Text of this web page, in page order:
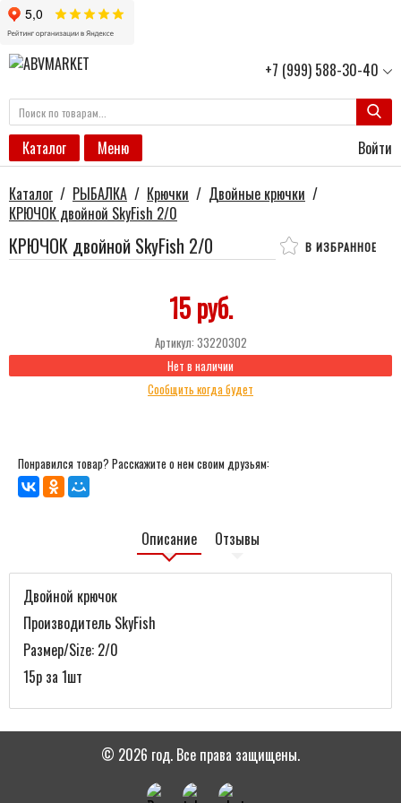
+7 (999) 588-30-40
Каталог Меню Войти
Каталог / РЫБАЛКА / Крючки / Двойные крючки /
КРЮЧОК двойной SkyFish 2/0
В ИЗБРАННОЕ
КРЮЧОК двойной SkyFish 2/0
15 руб.
Артикул: 33220302
Нет в наличии
Сообщить когда будет
Понравился товар? Расскажите о нем своим друзьям:
Описание Отзывы
Двойной крючок
Производитель SkyFish
Размер/Size: 2/0
15р за 1шт
© 2026 год. Все права защищены.